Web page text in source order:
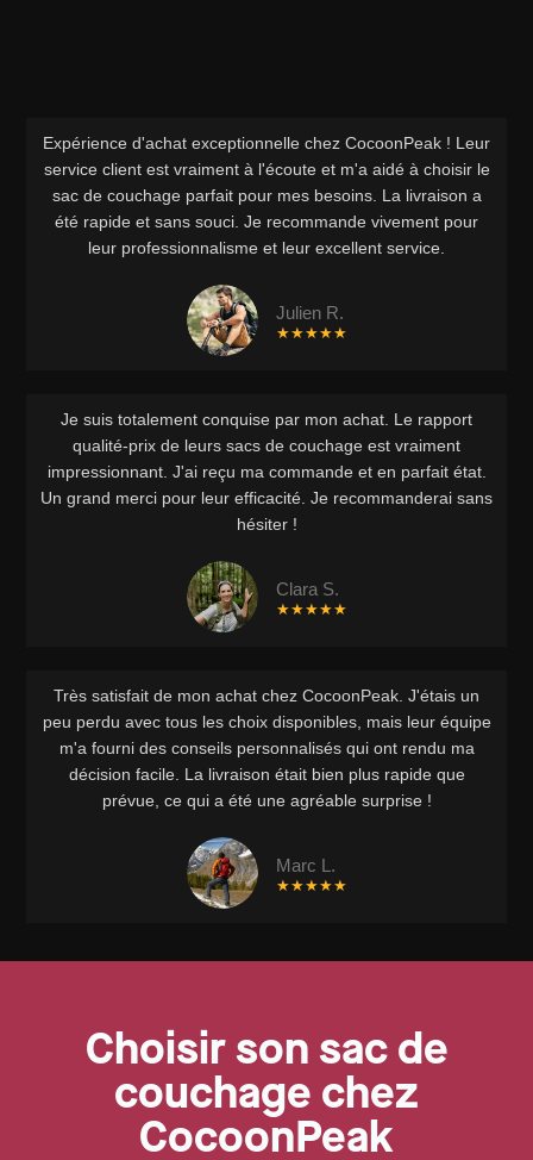
Expérience d'achat exceptionnelle chez CocoonPeak ! Leur
service client est vraiment à l'écoute et m'a aidé à choisir le
sac de couchage parfait pour mes besoins. La livraison a
été rapide et sans souci. Je recommande vivement pour
leur professionnalisme et leur excellent service.
Julien R.
★★★★★
Je suis totalement conquise par mon achat. Le rapport
qualité-prix de leurs sacs de couchage est vraiment
impressionnant. J'ai reçu ma commande et en parfait état.
Un grand merci pour leur efficacité. Je recommanderai sans
hésiter !
Clara S.
★★★★★
Très satisfait de mon achat chez CocoonPeak. J'étais un
peu perdu avec tous les choix disponibles, mais leur équipe
m'a fourni des conseils personnalisés qui ont rendu ma
décision facile. La livraison était bien plus rapide que
prévue, ce qui a été une agréable surprise !
Marc L.
★★★★★
Choisir son sac de
couchage chez
CocoonPeak